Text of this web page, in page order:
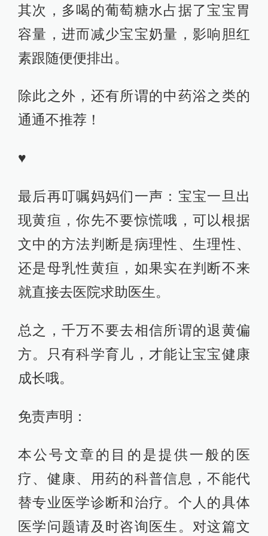
其次，多喝的葡萄糖水占据了宝宝胃
容量，进而减少宝宝奶量，影响胆红
素跟随便便排出。
除此之外，还有所谓的中药浴之类的
通通不推荐！
♥
最后再叮嘱妈妈们一声：宝宝一旦出
现黄疸，你先不要惊慌哦，可以根据
文中的方法判断是病理性、生理性、
还是母乳性黄疸，如果实在判断不来
就直接去医院求助医生。
总之，千万不要去相信所谓的退黄偏
方。只有科学育儿，才能让宝宝健康
成长哦。
免责声明：
本公号文章的目的是提供一般的医
疗、健康、用药的科普信息，不能代
替专业医学诊断和治疗。个人的具体
医学问题请及时咨询医生。对这篇文